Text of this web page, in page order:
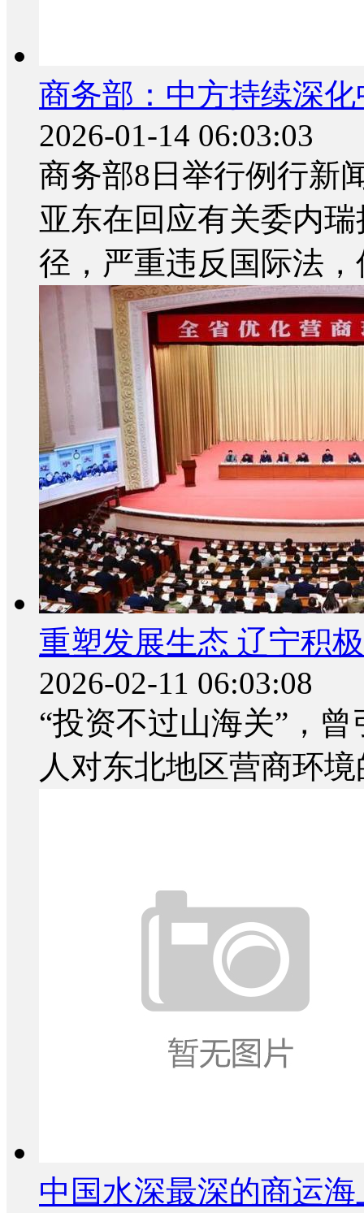
商务部：中方持续深
2026-01-14 06:03:03
商务部8日举行例行新
亚东在回应有关委内
径，严重违反国际法，
重塑发展生态 辽宁积
2026-02-11 06:03:08
“投资不过山海关”，
人对东北地区营商环
中国水深最深的商运